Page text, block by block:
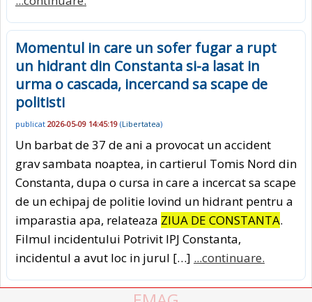
Momentul in care un sofer fugar a rupt
un hidrant din Constanta si-a lasat in
urma o cascada, incercand sa scape de
politisti
publicat 2026-05-09 14:45:19 (Libertatea)
Un barbat de 37 de ani a provocat un accident
grav sambata noaptea, in cartierul Tomis Nord din
Constanta, dupa o cursa in care a incercat sa scape
de un echipaj de politie lovind un hidrant pentru a
imparastia apa, relateaza ZIUA DE CONSTANTA.
Filmul incidentului Potrivit IPJ Constanta,
incidentul a avut loc in jurul […] ...continuare.